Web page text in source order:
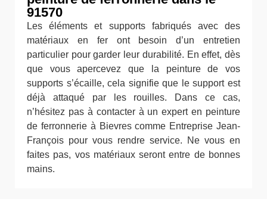
91570
Les éléments et supports fabriqués avec des
matériaux en fer ont besoin d’un entretien
particulier pour garder leur durabilité. En effet, dès
que vous apercevez que la peinture de vos
supports s’écaille, cela signifie que le support est
déjà attaqué par les rouilles. Dans ce cas,
n’hésitez pas à contacter à un expert en peinture
de ferronnerie à Bievres comme Entreprise Jean-
François pour vous rendre service. Ne vous en
faites pas, vos matériaux seront entre de bonnes
mains.